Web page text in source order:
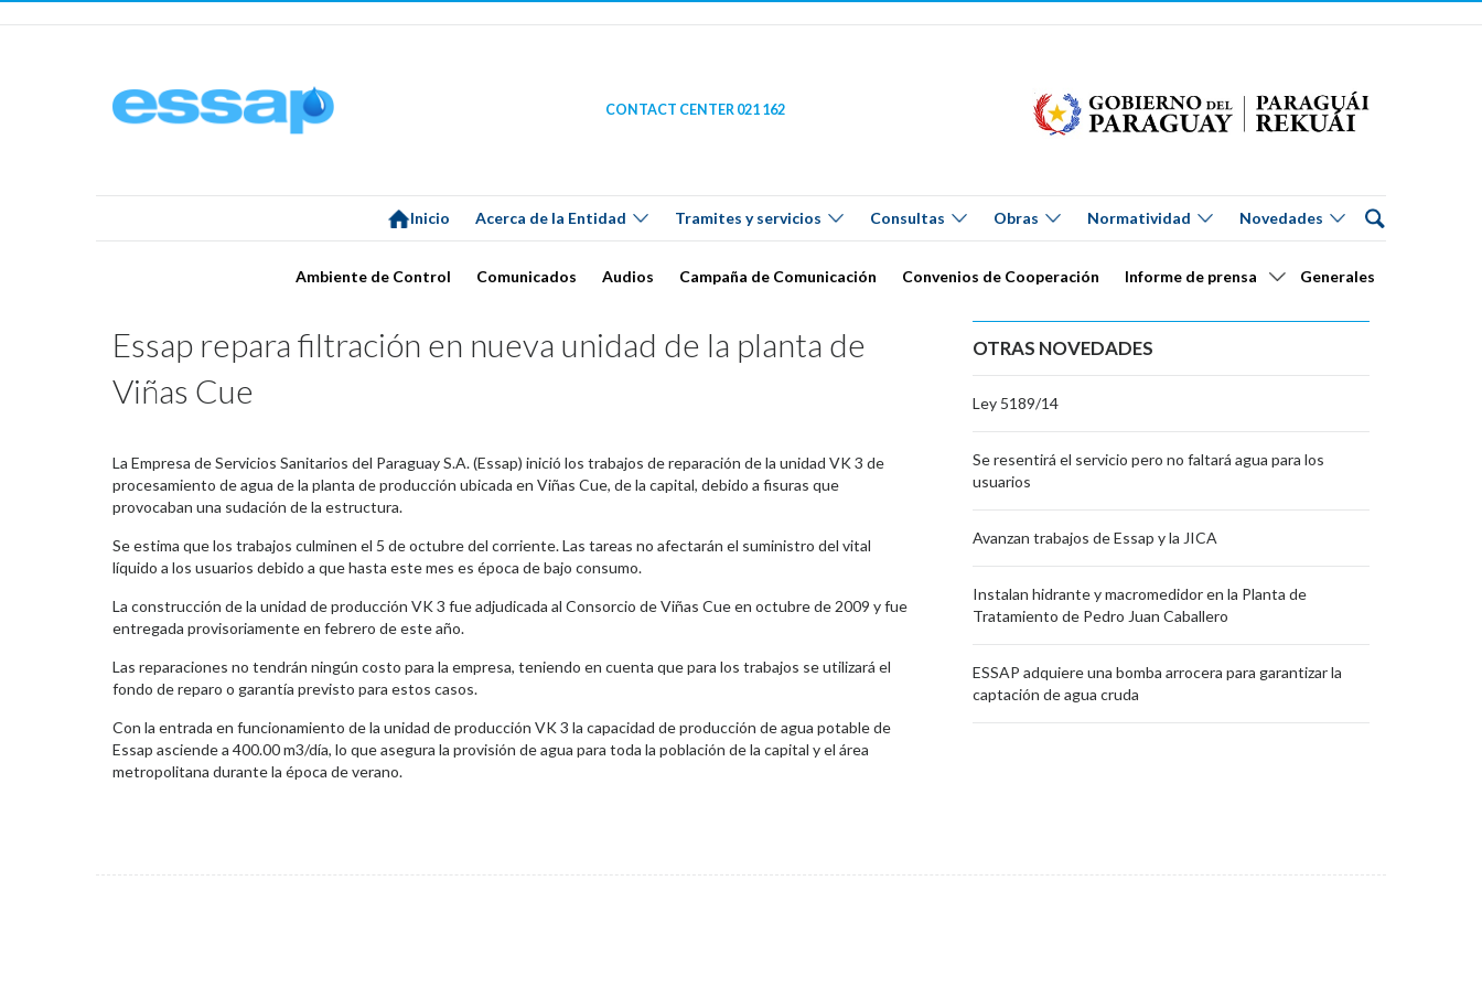
CONTACT CENTER 021 162
Inicio Acerca de la Entidad Tramites y servicios Consultas Obras Normatividad Novedades
Ambiente de Control Comunicados Audios Campaña de Comunicación Convenios de Cooperación Informe de prensa Generales
Essap repara filtración en nueva unidad de la planta de
Viñas Cue
La Empresa de Servicios Sanitarios del Paraguay S.A. (Essap) inició los trabajos de reparación de la unidad VK 3 de
procesamiento de agua de la planta de producción ubicada en Viñas Cue, de la capital, debido a fisuras que
provocaban una sudación de la estructura.
Se estima que los trabajos culminen el 5 de octubre del corriente. Las tareas no afectarán el suministro del vital
líquido a los usuarios debido a que hasta este mes es época de bajo consumo.
La construcción de la unidad de producción VK 3 fue adjudicada al Consorcio de Viñas Cue en octubre de 2009 y fue
entregada provisoriamente en febrero de este año.
Las reparaciones no tendrán ningún costo para la empresa, teniendo en cuenta que para los trabajos se utilizará el
fondo de reparo o garantía previsto para estos casos.
Con la entrada en funcionamiento de la unidad de producción VK 3 la capacidad de producción de agua potable de
Essap asciende a 400.00 m3/día, lo que asegura la provisión de agua para toda la población de la capital y el área
metropolitana durante la época de verano.
OTRAS NOVEDADES
Ley 5189/14
Se resentirá el servicio pero no faltará agua para los
usuarios
Avanzan trabajos de Essap y la JICA
Instalan hidrante y macromedidor en la Planta de
Tratamiento de Pedro Juan Caballero
ESSAP adquiere una bomba arrocera para garantizar la
captación de agua cruda